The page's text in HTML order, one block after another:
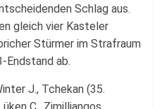
Schlag aus.
gleich vier Kasteler
Stürmer im Strafraum
Endstand ab.
J., Tchekan (35.